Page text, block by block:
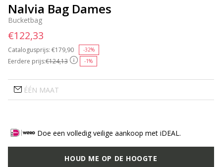
Nalvia Bag Dames
Bucketbag
Eerdere prijs:€124,13 -1%
Catalogusprijs: Price reduced from
€179,90 -32%
€122,33
ÉÉN MAAT
Doe een volledig veilige aankoop met iDEAL.
HOUD ME OP DE HOOGTE